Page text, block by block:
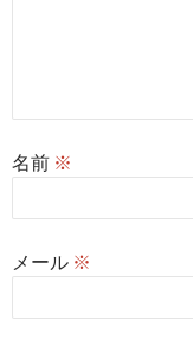
名前 ※
メール ※